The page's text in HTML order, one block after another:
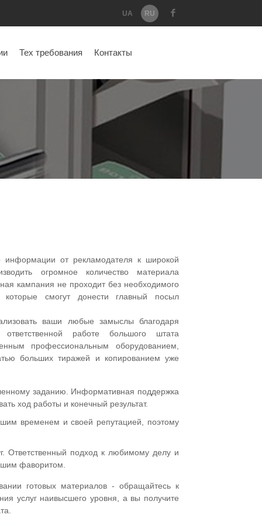
UA RU
Тех требования Контакты
информации от рекламодателя к широкой
огромное количество материала
кампания не проходит без необходимого
смогут донести главный посыл
ваши любые замыслы благодаря
работе большого штата
профессиональным оборудованием,
больших тиражей и копированием уже
заданию. Информативная поддержка
ход работы и конечный результат.
временем и своей репутацией, поэтому
Ответственный подход к любимому делу и
фаворитом.
готовых материалов - обращайтесь к
услуг наивысшего уровня, а вы получите